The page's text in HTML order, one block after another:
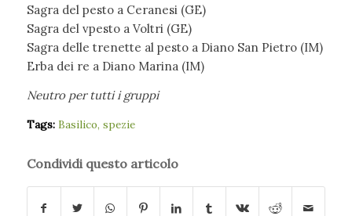
Sagra del pesto a Ceranesi (GE)
Sagra del vpesto a Voltri (GE)
Sagra delle trenette al pesto a Diano San Pietro (IM)
Erba dei re a Diano Marina (IM)
Neutro per tutti i gruppi
Tags: Basilico, spezie
Condividi questo articolo